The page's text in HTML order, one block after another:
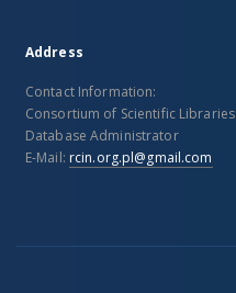
Address
Contact Information:
Consortium of Scientific Libraries
Database Administrator
E-Mail: rcin.org.pl@gmail.com